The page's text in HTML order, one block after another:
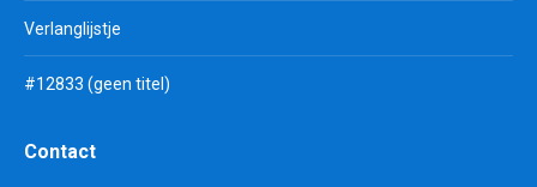
Verlanglijstje
#12833 (geen titel)
Contact